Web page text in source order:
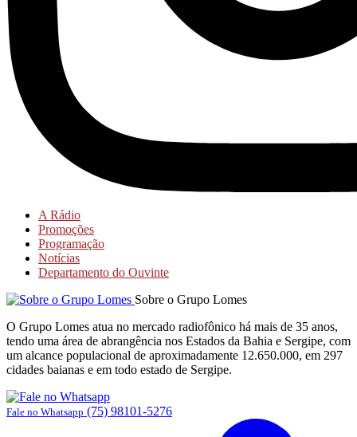
A Rádio
Promoções
Programação
Notícias
Departamento do Ouvinte
Sobre o Grupo Lomes
O Grupo Lomes atua no mercado radiofônico há mais de 35 anos,
tendo uma área de abrangência nos Estados da Bahia e Sergipe, com
um alcance populacional de aproximadamente 12.650.000, em 297
cidades baianas e em todo estado de Sergipe.
Fale no Whatsapp (75) 98101-5276